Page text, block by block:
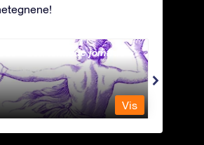
- Den lenkede jomfrua
Vis